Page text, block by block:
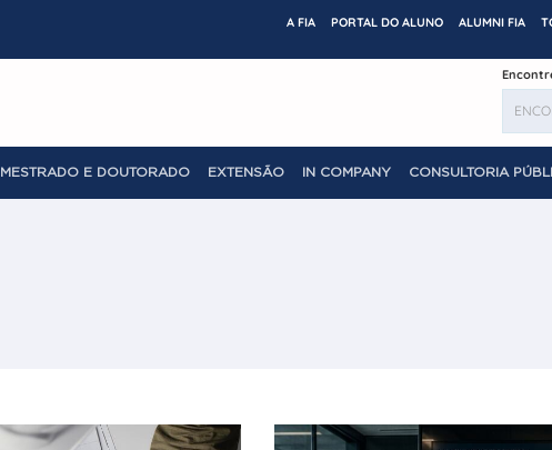
A FIA PORTAL DO ALUNO ALUMNI FIA
MESTRADO E DOUTORADO EXTENSÃO IN COMPANY CONSULTORIA